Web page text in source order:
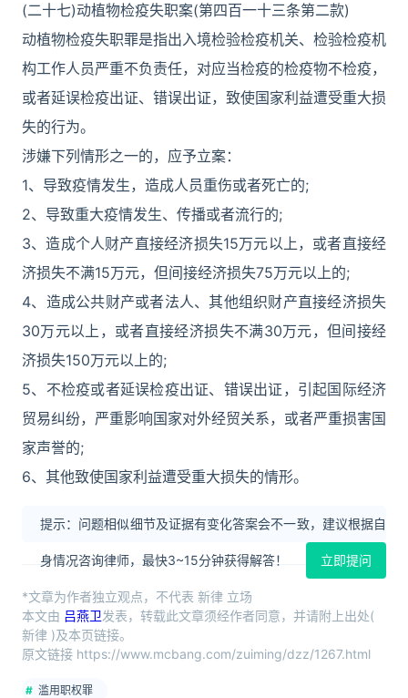
(二十七)动植物检疫失职案(第四百一十三条第二款)
动植物检疫失职罪是指出入境检验检疫机关、检验检疫机
构工作人员严重不负责任，对应当检疫的检疫物不检疫，
或者延误检疫出证、错误出证，致使国家利益遭受重大损
失的行为。
涉嫌下列情形之一的，应予立案：
1、导致疫情发生，造成人员重伤或者死亡的;
2、导致重大疫情发生、传播或者流行的;
3、造成个人财产直接经济损失15万元以上，或者直接经
济损失不满15万元，但间接经济损失75万元以上的;
4、造成公共财产或者法人、其他组织财产直接经济损失
30万元以上，或者直接经济损失不满30万元，但间接经
济损失150万元以上的;
5、不检疫或者延误检疫出证、错误出证，引起国际经济
贸易纠纷，严重影响国家对外经贸关系，或者严重损害国
家声誉的;
6、其他致使国家利益遭受重大损失的情形。
提示：问题相似细节及证据有变化答案会不一致，建议根据自
身情况咨询律师，最快3~15分钟获得解答！ 立即提问
*文章为作者独立观点，不代表 新律 立场
本文由 吕燕卫发表，转载此文章须经作者同意，并请附上出处(
新律 )及本页链接。
原文链接 https://www.mcbang.com/zuiming/dzz/1267.html
滥用职权罪